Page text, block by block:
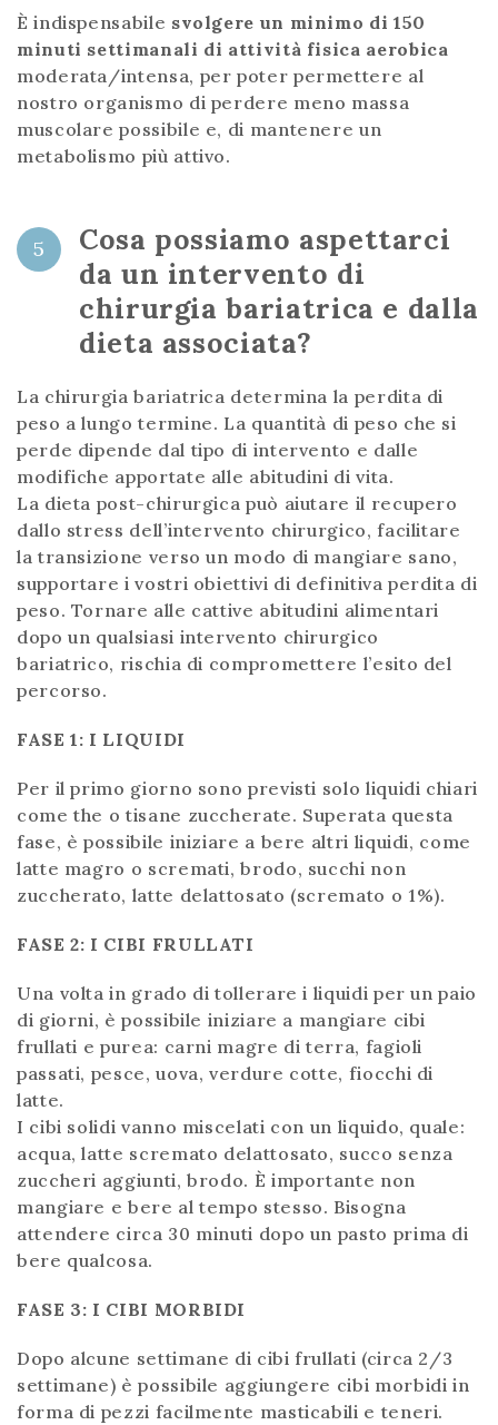
È indispensabile svolgere un minimo di 150
minuti settimanali di attività fisica aerobica
moderata/intensa, per poter permettere al
nostro organismo di perdere meno massa
muscolare possibile e, di mantenere un
metabolismo più attivo.
5
Cosa possiamo aspettarci
da un intervento di
chirurgia bariatrica e dalla
dieta associata?
La chirurgia bariatrica determina la perdita di
peso a lungo termine. La quantità di peso che si
perde dipende dal tipo di intervento e dalle
modifiche apportate alle abitudini di vita.
La dieta post-chirurgica può aiutare il recupero
dallo stress dell’intervento chirurgico, facilitare
la transizione verso un modo di mangiare sano,
supportare i vostri obiettivi di definitiva perdita di
peso. Tornare alle cattive abitudini alimentari
dopo un qualsiasi intervento chirurgico
bariatrico, rischia di compromettere l’esito del
percorso.
FASE 1: I LIQUIDI
Per il primo giorno sono previsti solo liquidi chiari
come the o tisane zuccherate. Superata questa
fase, è possibile iniziare a bere altri liquidi, come
latte magro o scremati, brodo, succhi non
zuccherato, latte delattosato (scremato o 1%).
FASE 2: I CIBI FRULLATI
Una volta in grado di tollerare i liquidi per un paio
di giorni, è possibile iniziare a mangiare cibi
frullati e purea: carni magre di terra, fagioli
passati, pesce, uova, verdure cotte, fiocchi di
latte.
I cibi solidi vanno miscelati con un liquido, quale:
acqua, latte scremato delattosato, succo senza
zuccheri aggiunti, brodo. È importante non
mangiare e bere al tempo stesso. Bisogna
attendere circa 30 minuti dopo un pasto prima di
bere qualcosa.
FASE 3: I CIBI MORBIDI
Dopo alcune settimane di cibi frullati (circa 2/3
settimane) è possibile aggiungere cibi morbidi in
forma di pezzi facilmente masticabili e teneri.